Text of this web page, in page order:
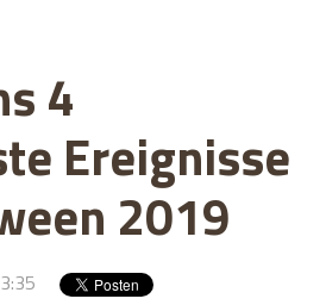
4
Ereignisse
2019